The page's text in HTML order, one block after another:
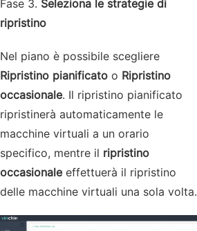
Fase 3. Seleziona le strategie di
ripristino
Nel piano è possibile scegliere
Ripristino pianificato o Ripristino
occasionale. Il ripristino pianificato
ripristinerà automaticamente le
macchine virtuali a un orario
specifico, mentre il ripristino
occasionaleeffettuerà il ripristino
delle macchine virtuali una sola volta.